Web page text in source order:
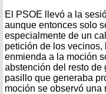
El PSOE llevó a la
aunque entonces solo
especialmente de un
petición de los
enmienda a la moción
abstención del resto de
pasillo que generaba
moción se observó